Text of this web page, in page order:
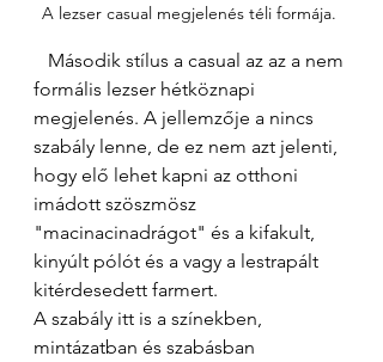
A lezser casual megjelenés téli formája.
formális lezser hétköznapi
megjelenés. A jellemzője a nincs
szabály lenne, de ez nem azt jelenti,
hogy elő lehet kapni az otthoni
imádott szöszmösz
"macinacinadrágot" és a kifakult,
kinyúlt pólót és a vagy a lestrapált
kitérdesedett farmert.
A szabály itt is a színekben,
mintázatban és szabásban